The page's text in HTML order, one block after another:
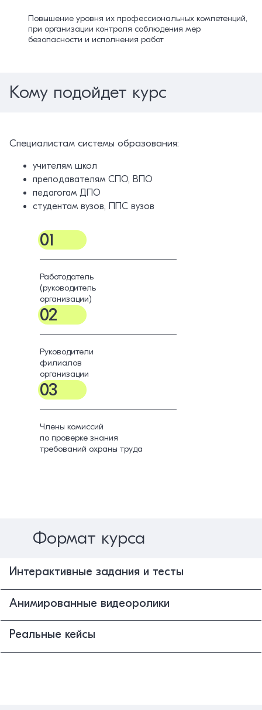
Повышение уровня их профессиональных компетенций,
при организации контроля соблюдения мер
безопасности и исполнения работ
Кому подойдет курс
Специалистам системы образования:
учителям школ
преподавателям СПО, ВПО
педагогам ДПО
студентам вузов, ППС вузов
01
Работодатель
(руководитель
организации)
02
Руководители
филиалов
организации
03
Члены комиссий
по проверке знания
требований охраны труда
Формат курса
Интерактивные задания и тесты
Анимированные видеоролики
Реальные кейсы